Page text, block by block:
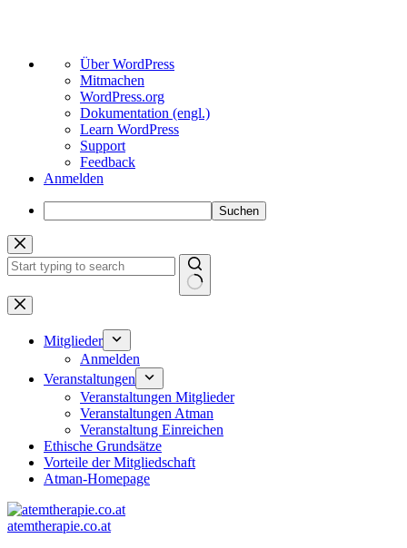
Über
WordPress
Über WordPress
Mitmachen
WordPress.org
Dokumentation (engl.)
Learn WordPress
Support
Feedback
Anmelden
Suchen
Zum
Inhalt
springen
Keine
Ergebnisse
Mitglieder
Anmelden
Veranstaltungen
Veranstaltungen Mitglieder
Veranstaltungen Atman
Veranstaltung Einreichen
Ethische Grundsätze
Vorteile der Mitgliedschaft
Atman-Homepage
atemtherapie.co.at